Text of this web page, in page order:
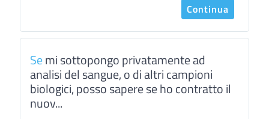
Continua
Semi sottopongo privatamente ad
analisi del sangue, o di altri campioni
biologici, posso sapere se ho contratto il
nuov...